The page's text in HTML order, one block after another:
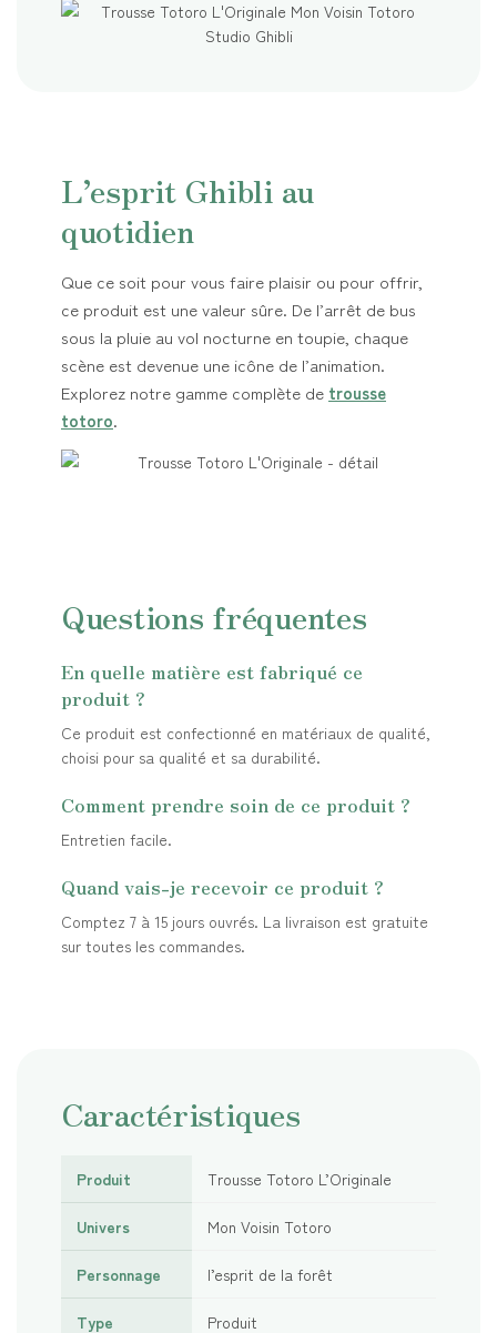
L’esprit Ghibli au
quotidien
Que ce soit pour vous faire plaisir ou pour offrir,
ce produit est une valeur sûre. De l’arrêt de bus
sous la pluie au vol nocturne en toupie, chaque
scène est devenue une icône de l’animation.
Explorez notre gamme complète de trousse
totoro.
Questions fréquentes
En quelle matière est fabriqué ce
produit ?
Ce produit est confectionné en matériaux de qualité,
choisi pour sa qualité et sa durabilité.
Comment prendre soin de ce produit ?
Entretien facile.
Quand vais-je recevoir ce produit ?
Comptez 7 à 15 jours ouvrés. La livraison est gratuite
sur toutes les commandes.
Caractéristiques
Produit Trousse Totoro L’Originale
Univers Mon Voisin Totoro
Personnage l’esprit de la forêt
Type Produit